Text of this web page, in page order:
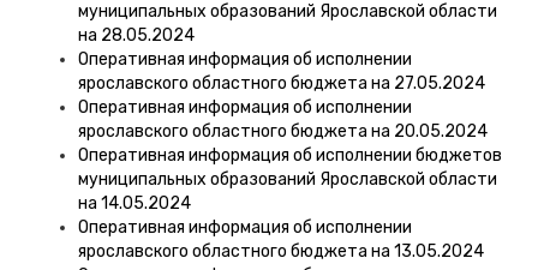
муниципальных образований Ярославской области
на 28.05.2024
Оперативная информация об исполнении
ярославского областного бюджета на 27.05.2024
Оперативная информация об исполнении
ярославского областного бюджета на 20.05.2024
Оперативная информация об исполнении бюджетов
муниципальных образований Ярославской области
на 14.05.2024
Оперативная информация об исполнении
ярославского областного бюджета на 13.05.2024